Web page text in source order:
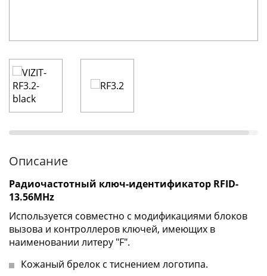
Описание
Радиочастотный ключ-идентификатор RFID-
13.56MHz
Используется совместно с модификациями блоков
вызова и контроллеров ключей, имеющих в
наименовании литеру "F".
Кожаный брелок с тиснением логотипа.